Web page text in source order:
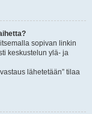
sopivan linkin
keskustelun ylä- ja
lähetetään” tilaa